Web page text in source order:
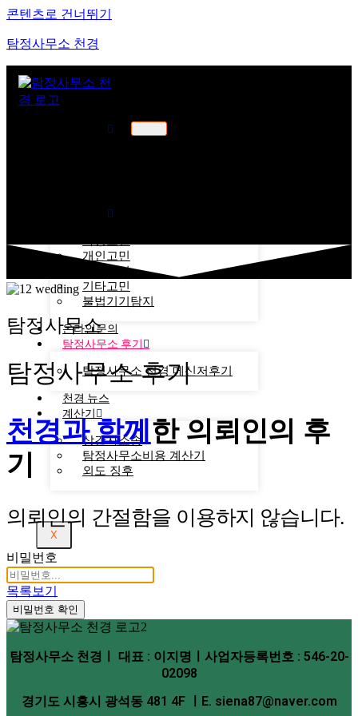
콘텐츠로 건너뛰기
탐정사무소 천경
개인고민
기업고민
기타고민
불법기기탐지
온라인문의
탐정사무소 후기
탐정사무소 천경 메신저후기
천경 뉴스
계산기
상간자소송
탐정사무소비용 계산기
외도 징후
X
탐정사무소
탐정사무소 후기
천경과 함께한 의뢰인의 후
기
의뢰인의 간절함을 이용하지 않습니다.
비밀번호
목록보기
비밀번호 확인
탐정사무소 천경ㅣ 대표 : 이지명ㅣ사업자등록번호 : 546-20-
02098
경기도 시흥시 광석동 481 4F ㅣE. siena87@naver.com